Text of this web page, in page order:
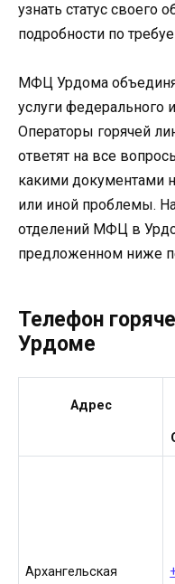
узнать статус своего
подробности по
МФЦ Урдома
услуги федерального
Операторы горячей
ответят на все
какими документами
или иной проблемы.
отделений МФЦ в
предложенном ниже
Телефон
Урдоме
Адрес
Архангельская